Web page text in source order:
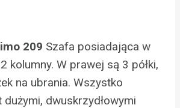
209 Szafa posiadająca w
kolumny. W prawej są 3 półki,
na ubrania. Wszystko
dużymi, dwuskrzydłowymi